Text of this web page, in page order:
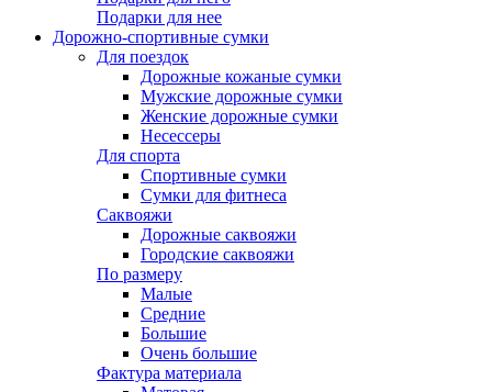
Подарки для нее
Дорожно-спортивные сумки
Для поездок
Дорожные кожаные сумки
Мужские дорожные сумки
Женские дорожные сумки
Несессеры
Для спорта
Спортивные сумки
Сумки для фитнеса
Саквояжи
Дорожные саквояжи
Городские саквояжи
По размеру
Малые
Средние
Большие
Очень большие
Фактура материала